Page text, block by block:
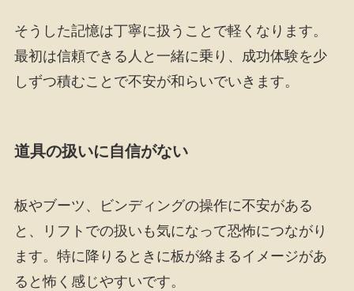
そうした記憶は丁寧に扱うことで軽くなります。
最初は信頼できる人と一緒に乗り、成功体験を少
しずつ積むことで不安が和らいでいきます。
道具の扱いに自信がない
板やブーツ、ビンディングの操作に不安がある
と、リフトでの扱いも気になって恐怖につながり
ます。特に降りるときに板が絡まるイメージがあ
ると怖く感じやすいです。